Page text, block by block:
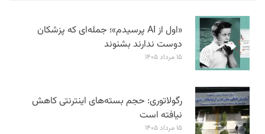
«اول از AI پرسیدم»؛ جمله‌ای که پزشکان
دوست ندارند بشنوند
۱۵ مرداد ۱۴۰۵
رگولاتوری: حجم بسته‌های اینترنتی کاهش
نیافته است
۱۵ مرداد ۱۴۰۵